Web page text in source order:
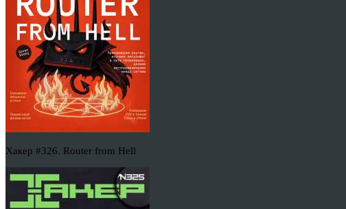
Хакер #326. Router from Hell